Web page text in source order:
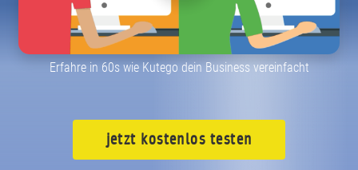
Erfahre in 60s wie Kutego dein Business vereinfacht
jetzt kostenlos testen